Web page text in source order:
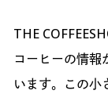
THE
コーヒーの情報
います。この小